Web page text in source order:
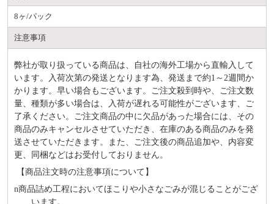
8ヶ/パック
注意事項
弊社が取り扱っている商品は、自社の海外工場から直輸入して
います。入荷次第の発送となります為、発送まで約1～2週間か
かります。早い場合もございます。ご注文殺到時や、ご注文数
量、種類が多い場合は、入荷が遅れる可能性がございます、ご
了承ください。ご注文商品の中に欠品があった場合には、その
商品のみキャンセルさせていただき、在庫のある商品のみを発
送させていただきます。また、ご注文後の商品追加や、内容変
更、同梱などはお受付しておりません。
【商品注文時の注意事項について】
n商品詰め⼯程においてほこりや⼩さなごみが混じることがござ
います。